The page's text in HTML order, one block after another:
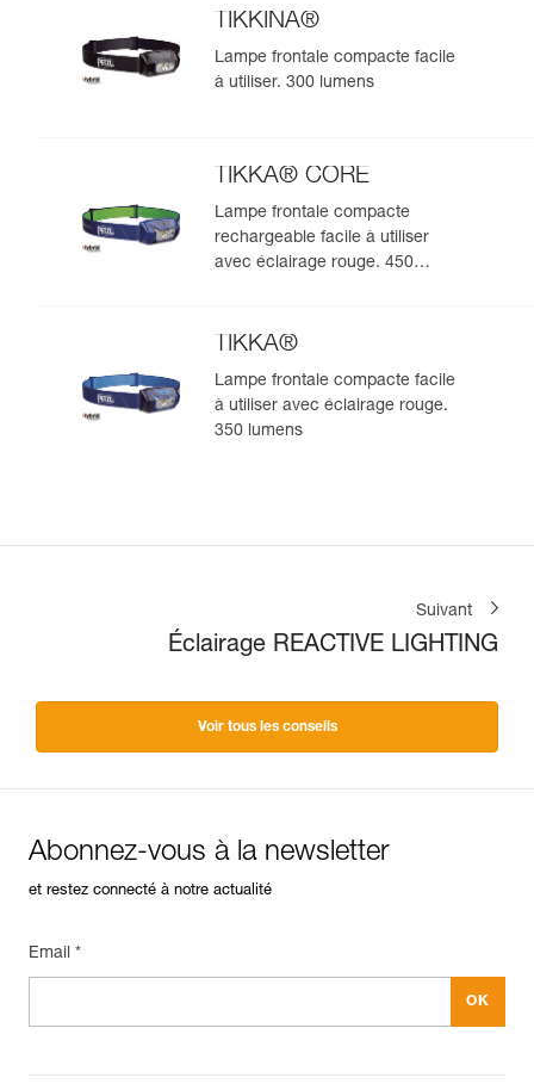
TIKKINA®
Lampe frontale compacte facile
à utiliser. 300 lumens
TIKKA® CORE
Lampe frontale compacte
rechargeable facile à utiliser
avec éclairage rouge. 450
TIKKA®
Lampe frontale compacte facile
à utiliser avec éclairage rouge.
350 lumens
Suivant
Éclairage REACTIVE LIGHTING
Voir tous les conseils
Abonnez-vous à la newsletter
et restez connecté à notre actualité
Email *